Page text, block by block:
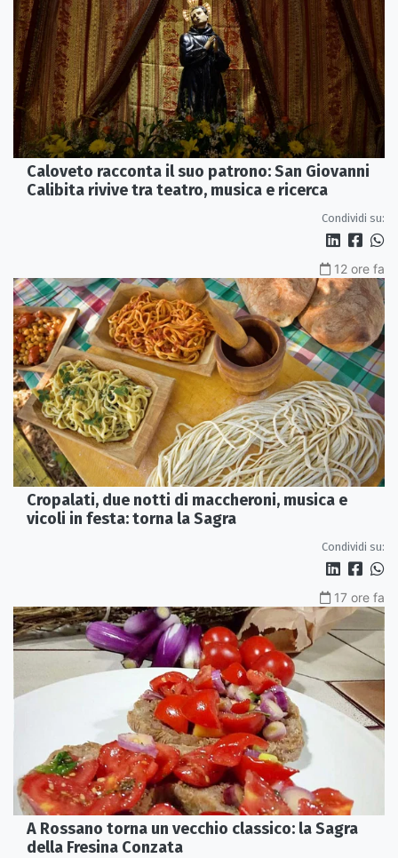
Caloveto racconta il suo patrono: San Giovanni
Calibita rivive tra teatro, musica e ricerca
Condividi su:
12 ore fa
Cropalati, due notti di maccheroni, musica e
vicoli in festa: torna la Sagra
Condividi su:
17 ore fa
A Rossano torna un vecchio classico: la Sagra
della Fresina Conzata